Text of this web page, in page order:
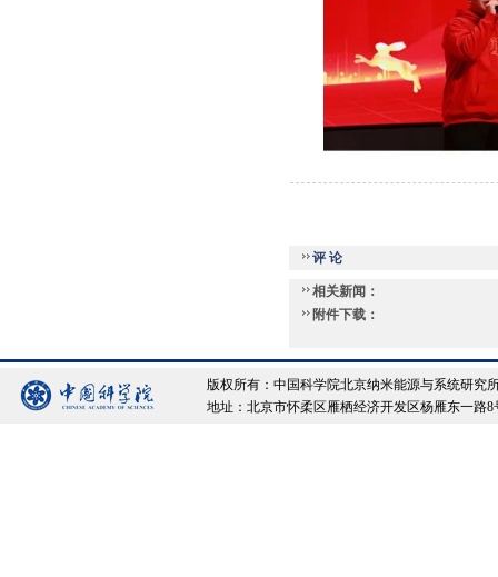
评 论
相关新闻：
附件下载：
版权所有：中国科学院北京纳米能源与系统研究
地址：北京市怀柔区雁栖经济开发区杨雁东一路8